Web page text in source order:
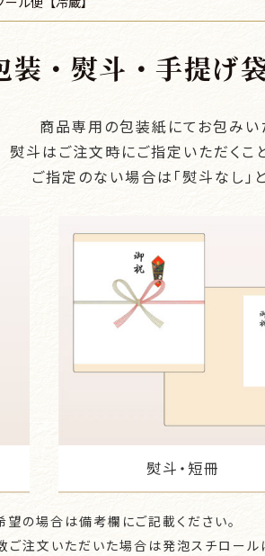
装・熨斗・手提げ
商品専用の包装紙にてお包みい
熨斗はご注文時にご指定いただくこ
ご指定のない場合は「熨斗なし」
熨斗・短冊
の場合は備考欄にご記載ください。
ご注文いただいた場合は発泡スチロール